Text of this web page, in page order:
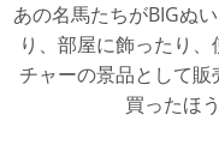
あの名馬たちがBIGぬ
り、部屋に飾ったり
チャーの景品として
買ったほ